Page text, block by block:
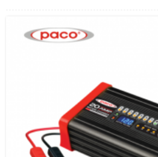
Ons Diens: 1. Een jaar waarborg.2. OEM is